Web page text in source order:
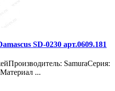
SD-0230 арт.0609.181
SamuraСерия:
...